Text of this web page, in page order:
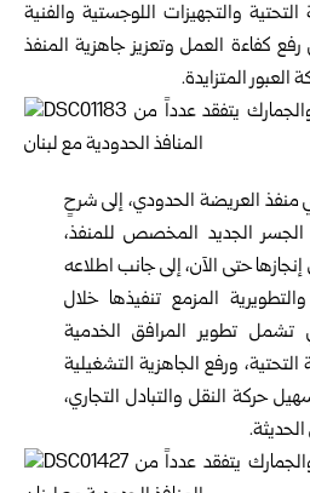
والتجهيزات اللوجستية والفنية
كفاءة العمل وتعزيز جاهزية المنفذ
العبور المتزايدة.
منفذ العريضة الحدودي، إلى شرحٍ
الجديد المخصص للمنفذ،
حتى الآن، إلى جانب اطلاعه
المزمع تنفيذها خلال
تشمل تطوير المرافق الخدمية
التحتية، ورفع الجاهزية التشغيلية
حركة النقل والتبادل التجاري،